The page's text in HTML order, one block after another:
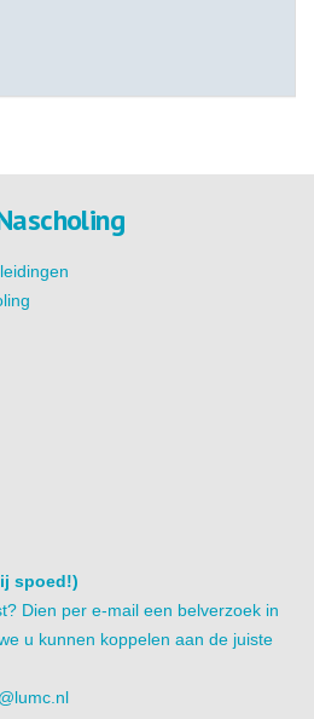
spoed!)
Dien per e-mail een belverzoek in
u kunnen koppelen aan de juiste